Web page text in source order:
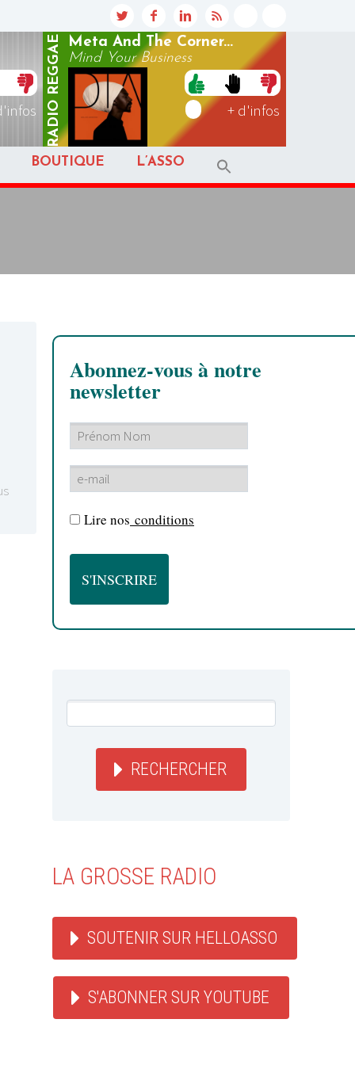
RADIO
REGGAE
Meta And The Corner...
Mind Your Business
+ d'infos
BOUTIQUE L’ASSO
Abonnez-vous à notre
newsletter
Lire nos conditions
RECHERCHER
LA GROSSE RADIO
SOUTENIR SUR HELLOASSO
S'ABONNER SUR YOUTUBE